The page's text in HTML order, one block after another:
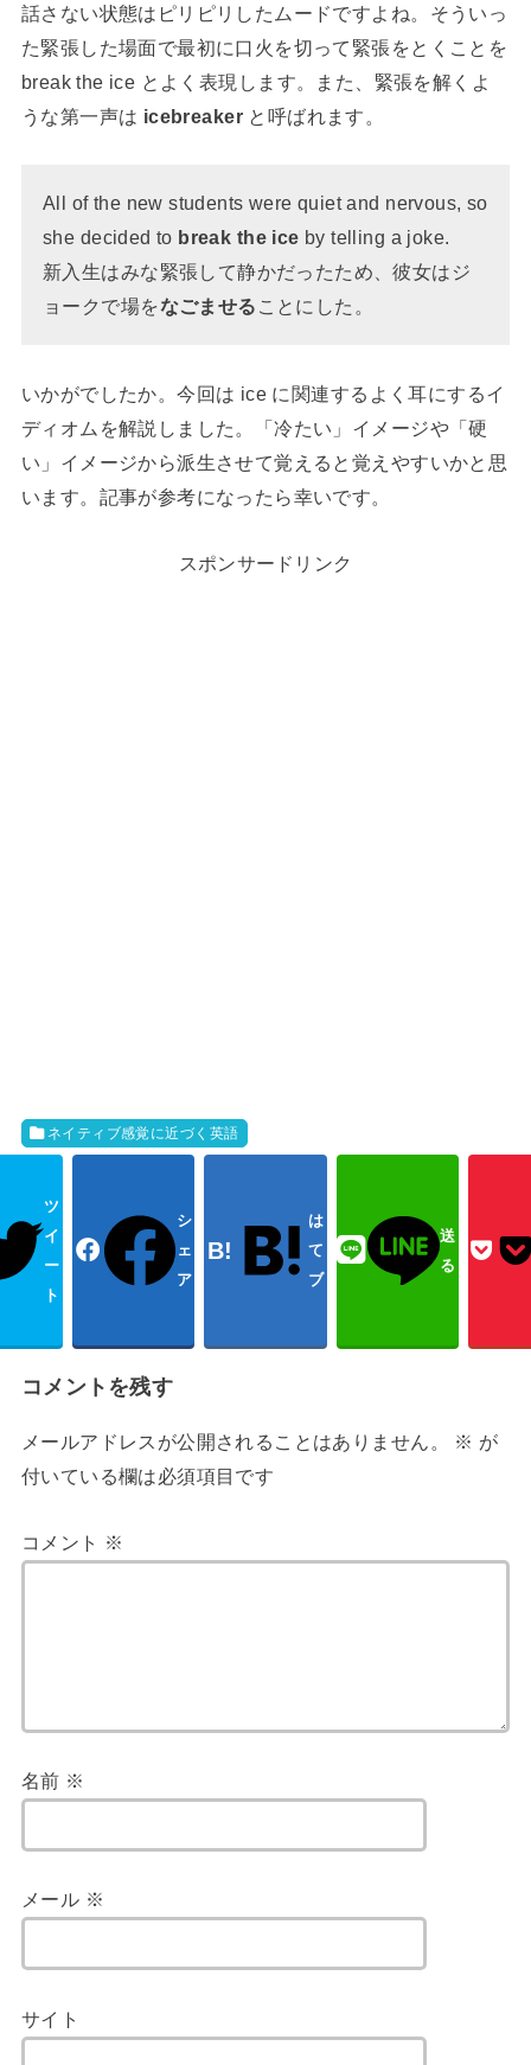
話さない状態はピリピリしたムードですよね。そういっ
た緊張した場面で最初に口火を切って緊張をとくことを
break the ice とよく表現します。また、緊張を解くよ
うな第一声は icebreaker と呼ばれます。
All of the new students were quiet and nervous, so
she decided to break the ice by telling a joke.
新入生はみな緊張して静かだったため、彼女はジ
ョークで場をなごませる ことにした。
いかがでしたか。今回は ice に関連するよく耳にするイ
ディオムを解説しました。「冷たい」イメージや「硬
い」イメージから派生させて覚えると覚えやすいかと思
います。記事が参考になったら幸いです。
スポンサードリンク
ネイティブ感覚に近づく英語
ツ
イ
ー
ト
シ
ェ
ア
は
て
ブ
送
る
コメントを残す
メールアドレスが公開されることはありません。 ※ が
付いている欄は必須項目です
コメント ※
名前 ※
メール ※
サイト